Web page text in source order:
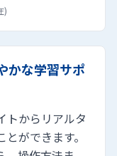
)
かな学習サポ
トからリアルタ
ができます。